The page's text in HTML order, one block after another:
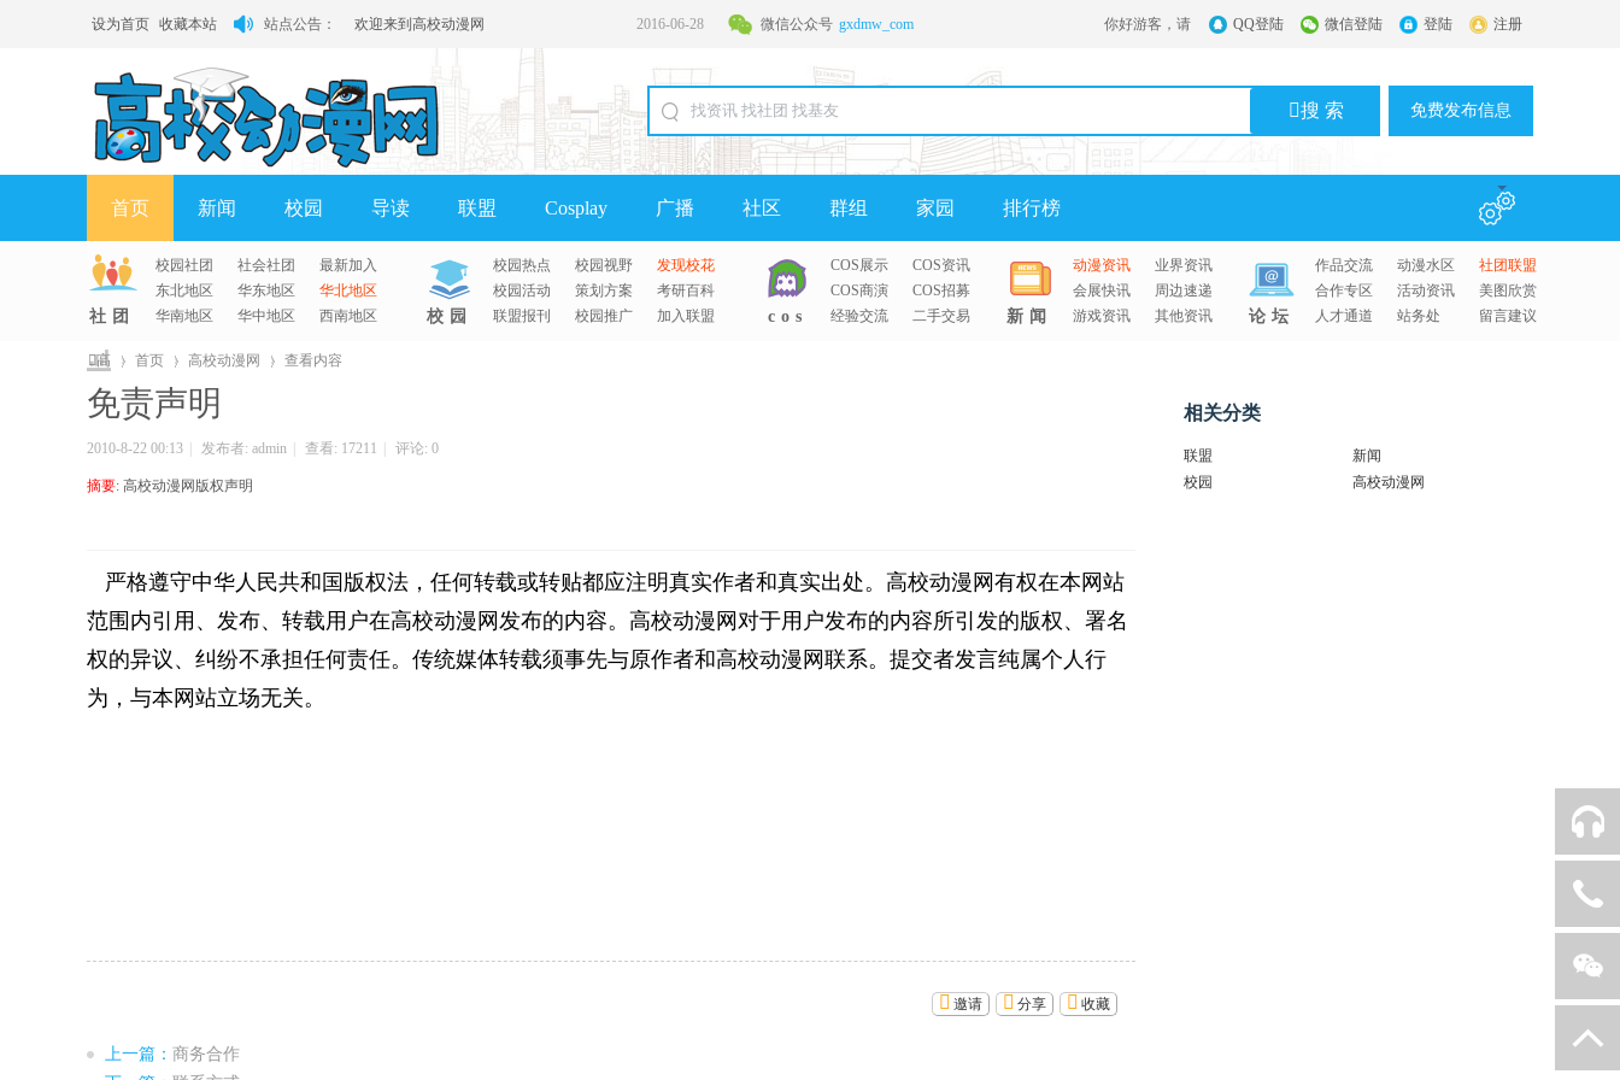
设为首页 收藏本站 站点公告： 欢迎来到高校动漫网 2016-06-28
2016-06-28
微信公众号 gxdmw_com 你好游客，请 QQ登陆 微信登陆 登陆 注册
搜 索 免费发布信息
首页 新闻 校园 导读 联盟 Cosplay 广播 社区 群组 家园 排行榜
淘帖 日志 相册 分享 记录
社团
校园社团 社会社团
最新加入
东北地区
华东地区
华北地区
华南地区
华中地区 西南地区 校园
校园热点 校园视野
发现校花
校园活动
策划方案
考研百科
联盟报刊
校园推广 加入联盟 cos
COS展示
COS资讯
COS商演
COS招募
经验交流
二手交易 新闻
动漫资讯
业界资讯
会展快讯
周边速递
游戏资讯
其他资讯 论坛
作品交流 动漫水区
社团联盟
合作专区
活动资讯
美图欣赏
人才通道
站务处 留言建议
QQ客服
010-83233736
关注我们
返回顶部
高
校
› 首页 › 高校动漫网 › 查看内容
免责声明
2010-8-22 00:13 发布者: admin 查看: 17211 评论: 0
摘要: 高校动漫网版权声明
严格遵守中华人民共和国版权法，任何转载或转贴都应注明真实作者和真实出处。高校动漫网有权在本网站
范围内引用、发布、转载用户在高校动漫网发布的内容。高校动漫网对于用户发布的内容所引发的版权、署名
权的异议、纠纷不承担任何责任。传统媒体转载须事先与原作者和高校动漫网联系。提交者发言纯属个人行
为，与本网站立场无关。
收藏
分享
邀请
上一篇： 商务合作
相关分类
联盟
新闻
校园
高校动漫网